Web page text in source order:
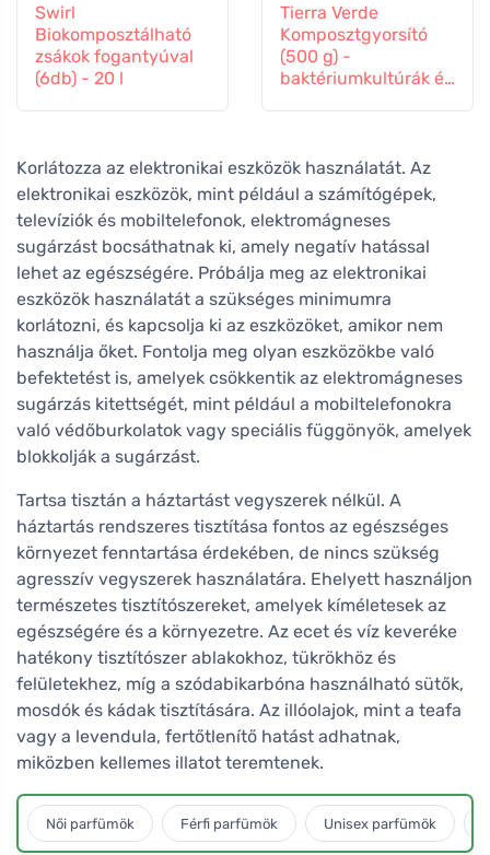
Swirl
Biokomposztálható
zsákok fogantyúval
(6db) - 20 l
Tierra Verde
Komposztgyorsító
(500 g) -
baktériumkultúrák és
Korlátozza az elektronikai eszközök használatát. Az
elektronikai eszközök, mint például a számítógépek,
televíziók és mobiltelefonok, elektromágneses
sugárzást bocsáthatnak ki, amely negatív hatással
lehet az egészségére. Próbálja meg az elektronikai
eszközök használatát a szükséges minimumra
korlátozni, és kapcsolja ki az eszközöket, amikor nem
használja őket. Fontolja meg olyan eszközökbe való
befektetést is, amelyek csökkentik az elektromágneses
sugárzás kitettségét, mint például a mobiltelefonokra
való védőburkolatok vagy speciális függönyök, amelyek
blokkolják a sugárzást.
Tartsa tisztán a háztartást vegyszerek nélkül. A
háztartás rendszeres tisztítása fontos az egészséges
környezet fenntartása érdekében, de nincs szükség
agresszív vegyszerek használatára. Ehelyett használjon
természetes tisztítószereket, amelyek kíméletesek az
egészségére és a környezetre. Az ecet és víz keveréke
hatékony tisztítószer ablakokhoz, tükrökhöz és
felületekhez, míg a szódabikarbóna használható sütők,
mosdók és kádak tisztítására. Az illóolajok, mint a teafa
vagy a levendula, fertőtlenítő hatást adhatnak,
miközben kellemes illatot teremtenek.
Női parfümök Férfi parfümök Unisex parfümök